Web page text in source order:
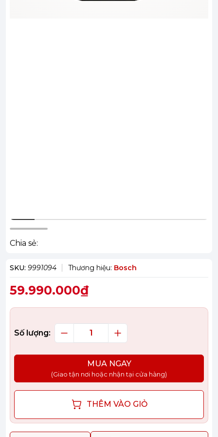
Chia sẻ:
SKU: 9991094 Thương hiệu: Bosch
59.990.000₫
Số lượng:
MUA NGAY
(Giao tận nơi hoặc nhận tại cửa hàng)
THÊM VÀO GIỎ